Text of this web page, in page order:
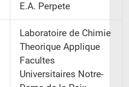
E.A. Perpete
Laboratoire de Chimie
Theorique Applique
Facultes
Universitaires Notre-